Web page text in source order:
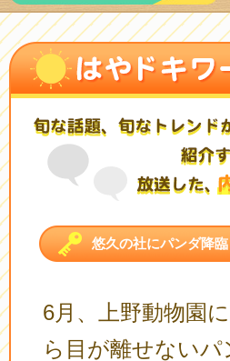
悠久の社にパンダ降臨
6月、上野動物園
ら目が離せないパ